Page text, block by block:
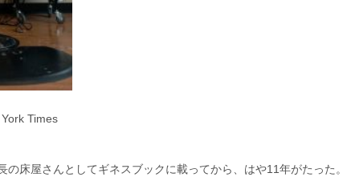
Times
床屋さんとしてギネスブックに載ってから、はや11年がたった。